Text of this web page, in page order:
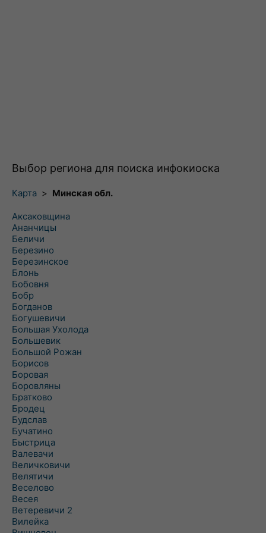
Выбор региона для поиска инфокиоска
Карта > Минская обл.
Аксаковщина
Ананчицы
Беличи
Березино
Березинское
Блонь
Бобовня
Бобр
Богданов
Богушевичи
Большая Ухолода
Большевик
Большой Рожан
Борисов
Боровая
Боровляны
Братково
Бродец
Будслав
Бучатино
Быстрица
Валевачи
Величковичи
Велятичи
Веселово
Весея
Ветеревичи 2
Вилейка